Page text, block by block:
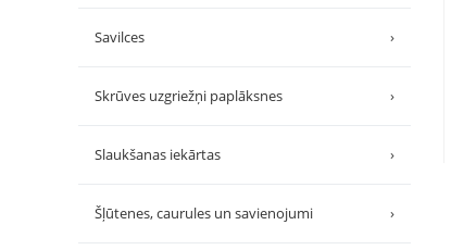
Savilces ›
Skrūves uzgriežņi paplāksnes ›
Slaukšanas iekārtas ›
Šļūtenes, caurules un savienojumi ›